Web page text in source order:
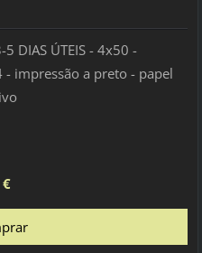
5 DIAS ÚTEIS - 4x50 -
- impressão a preto - papel